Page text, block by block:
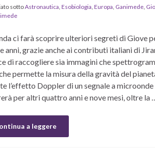
sottoAstronautica, Esobiologia, Europa, Ganimede,
ci farà scoprire ulteriori segreti di Giove
anni, grazie anche ai contributi italiani di
di raccogliere sia immagini che
permette la misura della gravità del
l’effetto Doppler di un segnale a microonde
per altri quattro anni e nove mesi, oltre la
a leggere